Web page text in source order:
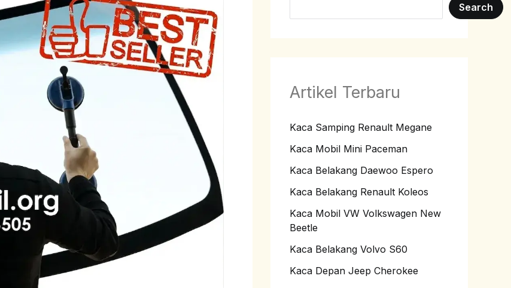
Search
Artikel Terbaru
Kaca Samping Renault Megane
Kaca Mobil Mini Paceman
Kaca Belakang Daewoo Espero
Kaca Belakang Renault Koleos
Kaca Mobil VW Volkswagen New
Beetle
Kaca Belakang Volvo S60
Kaca Depan Jeep Cherokee